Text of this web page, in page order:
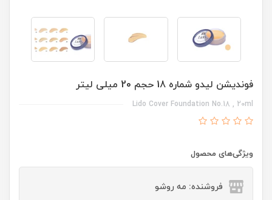
فوندیشن لیدو شماره 18 حجم 20 میلی لیتر
Lido Cover Foundation No.18 , 20ml
ویژگی‌های محصول
فروشنده: مه رو‌شو